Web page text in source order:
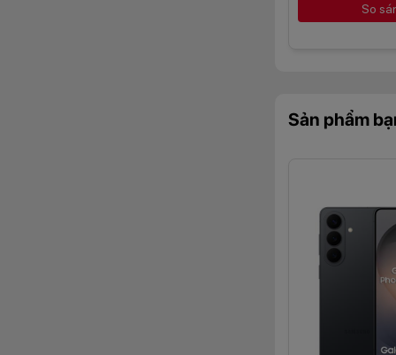
Galaxy S26 còn
nâng cao trải
Pin 4.300
So
Sản phẩm